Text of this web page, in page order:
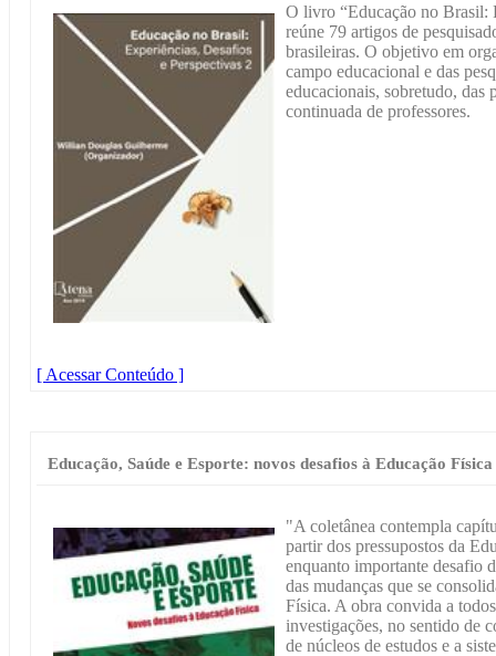
O livro “Educação no Brasil:
reúne 79 artigos de
brasileiras. O objetivo em
campo educacional e das
educacionais, sobretudo, das
continuada de professores.
[ Acessar Conteúdo ]
Educação, Saúde e Esporte: novos desafios à Educação Física
"A coletânea contempla
partir dos pressupostos da
enquanto importante desafio
das mudanças que se
Física. A obra convida a
investigações, no sentido de
de núcleos de estudos e a